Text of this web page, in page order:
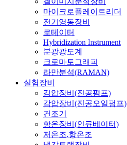
마이크로플레이트리더
전기영동장비
로테이터
Hybridization Instrument
분광광도계
크로마토그래피
라만분석(RAMAN)
실험장비
감압장비(진공펌프)
감압장비(진공오일펌프)
건조기
항온장비(인큐베이터)
저온조.항온조